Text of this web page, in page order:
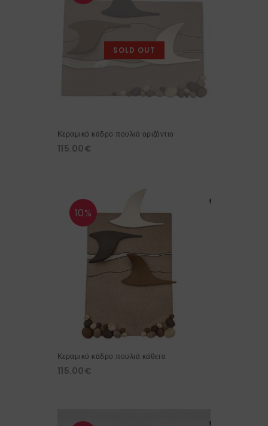
SOLD OUT
Κεραμικό κάδρο πουλιά οριζόντιο
115.00€
10%
Κεραμικό κάδρο πουλιά κάθετο
115.00€